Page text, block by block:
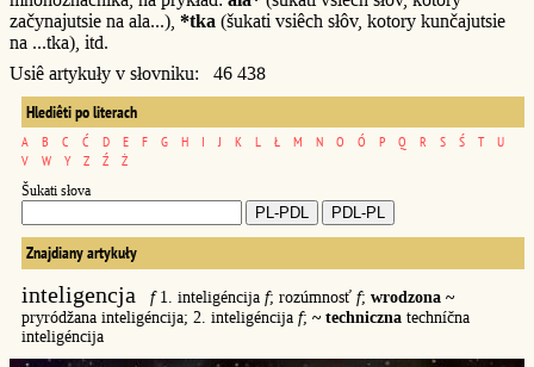
začynajutsie na ala...), *tka (šukati vsiêch słôv, kotory kunčajutsie
na ...tka), itd.
Usiê artykuły v słovniku: 46 438
Hlediêti po literach
A B C Ć D E F G H I J K L Ł M N O Ó P Q R S Ś T
U
V
W Y Z Ź Ż
Šukati słova
Znajdiany artykuły
inteligencja f1. inteligéncija f; rozúmnosť f; wrodzona ~
pryródžana inteligéncija; 2. inteligéncija f; ~ techniczna techníčna
inteligéncija